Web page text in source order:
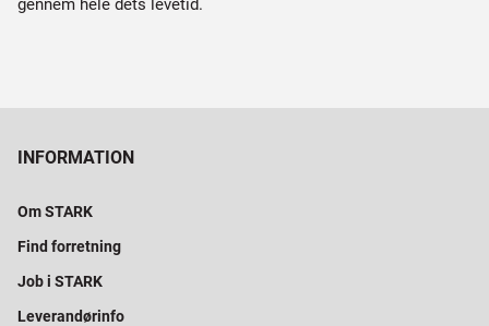
gennem hele dets levetid.
INFORMATION
Om STARK
Find forretning
Job i STARK
Leverandørinfo